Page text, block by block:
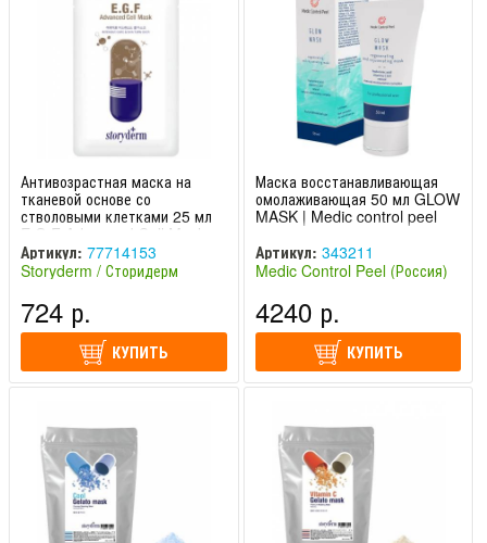
Антивозрастная маска на
тканевой основе со
стволовыми клетками 25 мл
E.G.F Advanced Cell Mask
Storyderm / Сторидерм
Артикул: 77714153
Storyderm / Сторидерм
724 р.
КУПИТЬ
Маска восстанавливающая
омолаживающая 50 мл GLOW
MASK | Medic control peel
Артикул: 343211
Medic Control Peel (Россия)
4240 р.
КУПИТЬ